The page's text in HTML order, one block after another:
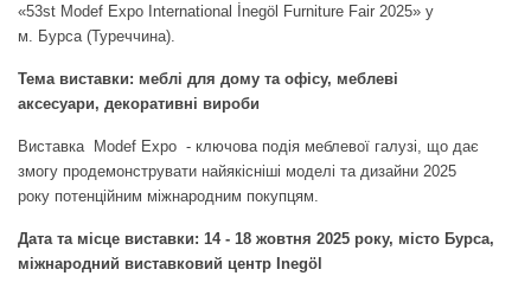
«53st Modef Expo International İnegöl Furniture Fair 2025» у
м. Бурса (Туреччина).
Тема виставки: меблі для дому та офісу, меблеві
аксесуари, декоративні вироби
Виставка Modef Expo - ключова подія меблевої галузі, що дає
змогу продемонструвати найякісніші моделі та дизайни 2025
року потенційним міжнародним покупцям.
Дата та місце виставки: 14 - 18 жовтня 2025 року, місто Бурса,
міжнародний виставковий центр Inegöl